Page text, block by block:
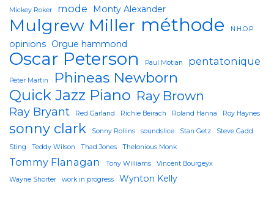
Mickey Roker mode Monty Alexander
Mulgrew Miller méthode N.H.O.P
opinions Orgue hammond
Oscar Peterson Paul Motian pentatonique
Peter Martin Phineas Newborn
Quick Jazz Piano Ray Brown
Ray Bryant Red Garland Richie Beirach Roland Hanna Roy Haynes
sonny clark Sonny Rollins soundslice Stan Getz
Steve Gadd
Sting
Teddy Wilson Thad Jones Thelonious Monk
Tommy Flanagan Tony Williams
Vincent Bourgeyx
Wayne Shorter
work in progress Wynton Kelly